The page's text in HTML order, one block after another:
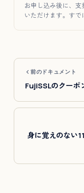
お申し込み後に、
いただけます。すで
前のドキュメント
FujiSSLのクーポ
身に覚えのない